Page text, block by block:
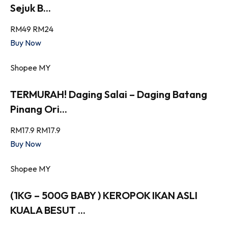
Sejuk B...
RM49 RM24
Buy Now
Shopee MY
TERMURAH! Daging Salai – Daging Batang
Pinang Ori...
RM17.9 RM17.9
Buy Now
Shopee MY
(1KG – 500G BABY ) KEROPOK IKAN ASLI
KUALA BESUT ...